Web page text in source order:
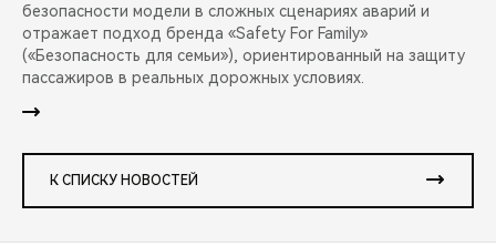
безопасности модели в сложных сценариях аварий и
отражает подход бренда «Safety For Family»
(«Безопасность для семьи»), ориентированный на защиту
пассажиров в реальных дорожных условиях.
К СПИСКУ НОВОСТЕЙ